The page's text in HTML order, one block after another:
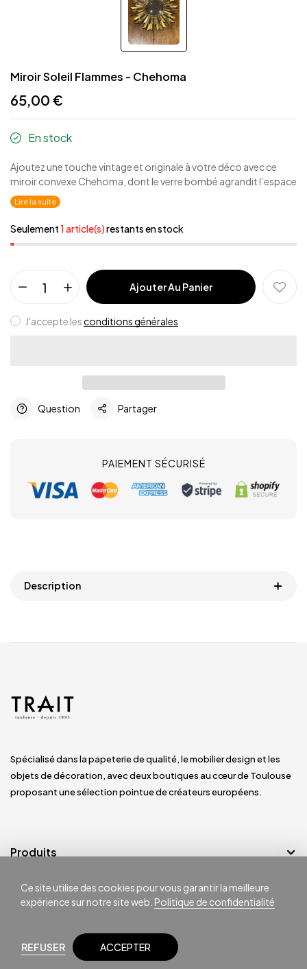
Miroir Soleil Flammes - Chehoma
65,00 €
En stock
Ajoutez une touche vintage et originale à votre déco avec ce
miroir convexe Chehoma, dont le verre bombé agrandit l’espace
et apporte un effet visuel unique.
Lire la suite
Seulement1 article(s)restants en stock
Ajouter Au Panier
J'accepte lesconditions générales
Question Partager
PAIEMENT SÉCURISÉ
Description
Spécialisé dans la papeterie de qualité, le mobilier design et les
objets de décoration, avec deux boutiques au cœur de Toulouse
proposant une sélection pointue de créateurs européens.
Produits
Notre société
© Magasins TRAIT Toulouse -Site réalisé par
Ce site utilise des cookies pour vous garantir la meilleure
expérience sur notre site web. Politique de confidentialité
REFUSER ACCEPTER